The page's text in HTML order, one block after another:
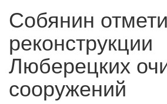
Собянин
реконструкции
Люберецких
сооружений